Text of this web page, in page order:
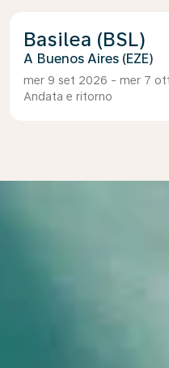
Basilea (BSL)
Buenos Aires (EZE)
mer 9 set 2026 - mer 7
Andata e ritorno